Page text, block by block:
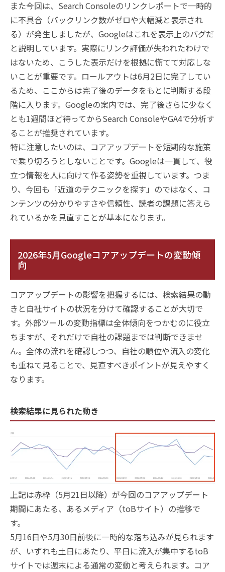
また今回は、Search Consoleのリンクレポートで一時的
に不具合（バックリンク数がゼロや大幅減と表示され
る）が発生しましたが、Googleはこれを表示上のバグだ
と説明しています。実際にリンク評価が失われたわけで
はないため、こうした表示だけを根拠に慌てて対応しな
いことが重要です。ロールアウトは6月2日に完了してい
るため、ここからは完了後のデータをもとに判断する段
階に入ります。Googleの案内では、完了後さらに少なく
とも1週間ほど待ってからSearch ConsoleやGA4で分析す
ることが推奨されています。
特に注意したいのは、コアアップデートを短期的な施策
で乗り切ろうとしないことです。Googleは一貫して、役
立つ情報を人に向けて作る姿勢を重視しています。つま
り、今回も「近道のテクニックを探す」のではなく、コ
ンテンツの分かりやすさや信頼性、読者の課題に答えら
れているかを見直すことが基本になります。
2026年5月Googleコアアップデートの変動傾
向
コアアップデートの影響を把握するには、検索結果の動
きと自社サイトの状況を分けて確認することが大切で
す。外部ツールの変動指標は全体傾向をつかむのに役立
ちますが、それだけで自社の課題までは判断できませ
ん。全体の流れを確認しつつ、自社の順位や流入の変化
も重ねて見ることで、見直すべきポイントが見えやすく
なります。
検索結果に見られた動き
上記は赤枠（5月21日以降）が今回のコアアップデート
期間にあたる、あるメディア（toBサイト）の推移で
す。
5月16日や5月30日前後に一時的な落ち込みが見られます
が、いずれも土日にあたり、平日に流入が集中するtoB
サイトでは週末による通常の変動と考えられます。コア